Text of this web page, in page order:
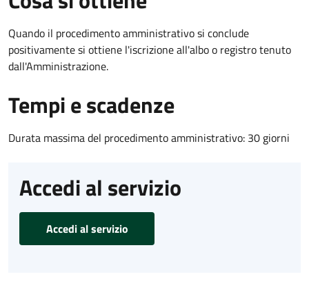
Quando il procedimento amministrativo si conclude
positivamente si ottiene l'iscrizione all'albo o registro tenuto
dall'Amministrazione.
Tempi e scadenze
Durata massima del procedimento amministrativo: 30 giorni
Accedi al servizio
Accedi al servizio